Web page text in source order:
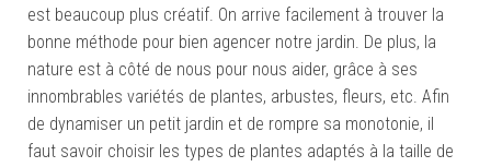
est beaucoup plus créatif. On arrive facilement à trouver la
bonne méthode pour bien agencer notre jardin. De plus, la
nature est à côté de nous pour nous aider, grâce à ses
innombrables variétés de plantes, arbustes, fleurs, etc. Afin
de dynamiser un petit jardin et de rompre sa monotonie, il
faut savoir choisir les types de plantes adaptés à la taille de